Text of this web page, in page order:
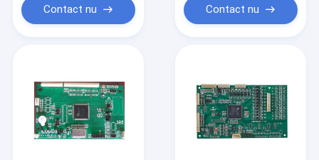
Contact nu Contact nu